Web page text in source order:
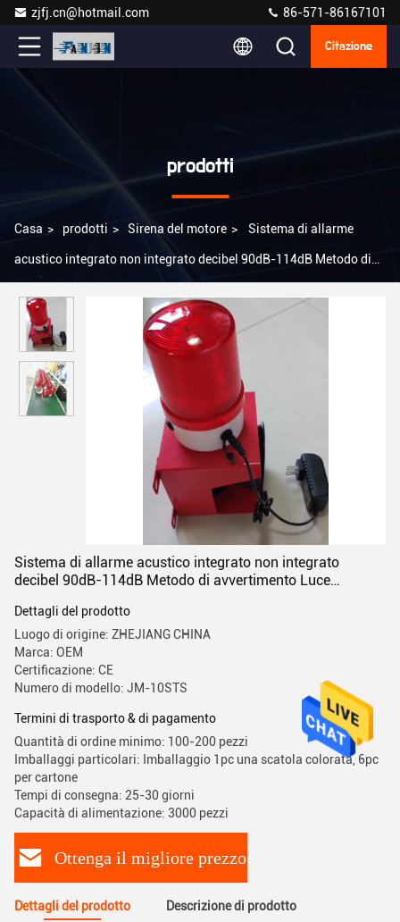
zjfj.cn@hotmail.com 86-571-86167101
Citazione
prodotti
Casa > prodotti > Sirena del motore > Sistema di allarme
acustico integrato non integrato decibel 90dB-114dB Metodo di
Sistema di allarme acustico integrato non integrato
decibel 90dB-114dB Metodo di avvertimento Luce
Dettagli del prodotto
Luogo di origine: ZHEJIANG CHINA
Marca: OEM
Certificazione: CE
Numero di modello: JM-10STS
Termini di trasporto & di pagamento
Quantità di ordine minimo: 100-200 pezzi
Imballaggi particolari: Imballaggio 1pc una scatola colorata, 6pc
per cartone
Tempi di consegna: 25-30 giorni
Capacità di alimentazione: 3000 pezzi
Ottenga il migliore prezzo
Dettagli del prodotto Descrizione di prodotto